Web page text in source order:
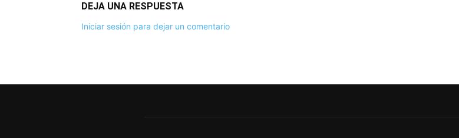
DEJA UNA RESPUESTA
Iniciar sesión para dejar un comentario